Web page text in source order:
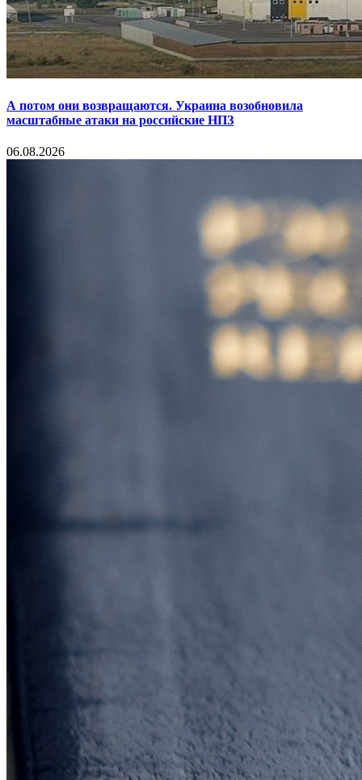
А потом они возвращаются. Украина возобновила
масштабные атаки на российские НПЗ
06.08.2026